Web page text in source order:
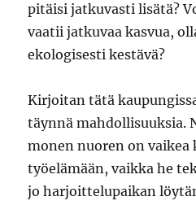
pitäisi jatkuvasti lisätä?
vaatii jatkuvaa kasvua,
ekologisesti kestävä?
Kirjoitan tätä
täynnä mahdollisuuksia.
monen nuoren on
työelämään, vaikka he
jo harjoittelupaikan